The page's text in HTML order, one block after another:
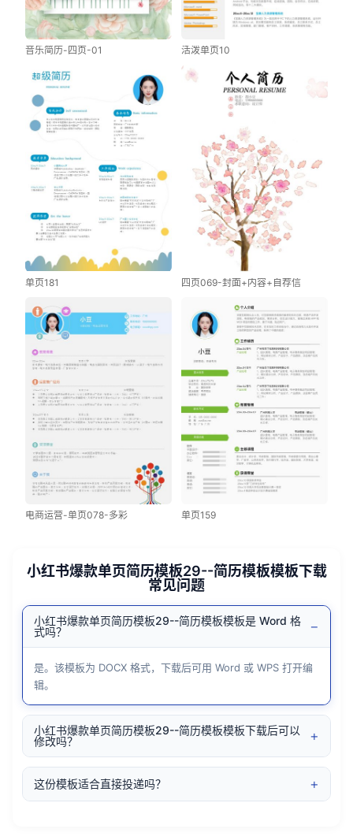
音乐简历-四页-01 活泼单页10
单页181 四页069-封面+内容+自荐信
电商运营-单页078-多彩 单页159
小红书爆款单页简历模板29--简历模板模板下载
常见问题
小红书爆款单页简历模板29--简历模板模板是 Word 格
式吗？
−
是。该模板为 DOCX 格式，下载后可用 Word 或 WPS 打开编
辑。
小红书爆款单页简历模板29--简历模板模板下载后可以
修改吗？
+
这份模板适合直接投递吗？ +